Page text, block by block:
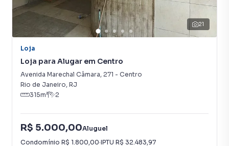
21
Loja
Loja para Alugar em Centro
Avenida Marechal Câmara, 271 - Centro
Rio de Janeiro, RJ
315m² 2
R$ 5.000,00Aluguel
Condomínio R$ 1.800,00·IPTU R$ 32.483,97